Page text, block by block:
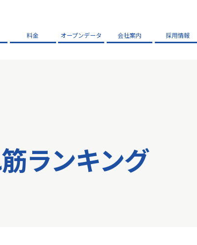
料金 オープンデータ 会社案内 採用情報
ランキング